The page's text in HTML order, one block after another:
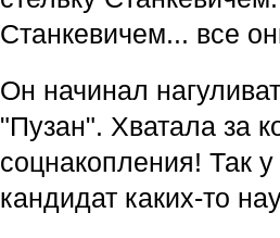
Станкевичем... все
Он начинал
"Пузан". Хватала за
соцнакопления! Так
кандидат каких-то